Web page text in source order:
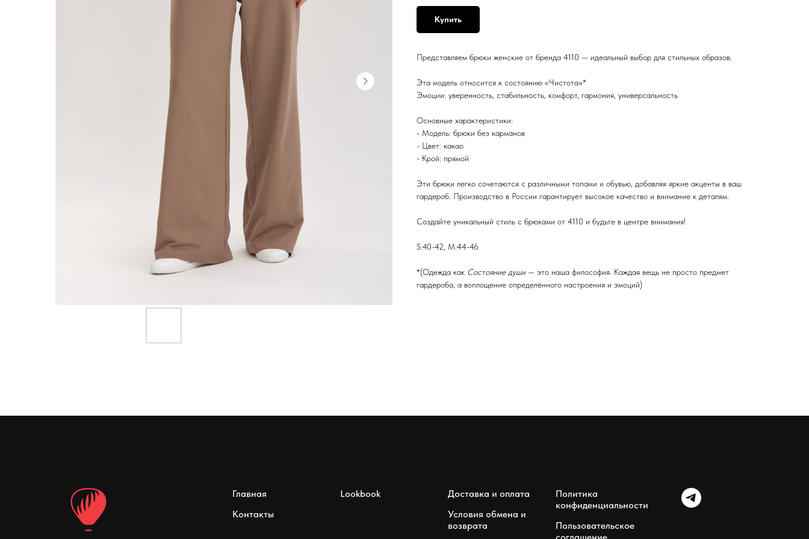
Купить
Представляем брюки женские от бренда 4110 — идеальный выбор для стильных образов.
Эта модель относится к состоянию «Чистота»*
Эмоции: уверенность, стабильность, комфорт, гармония, универсальность
Основные характеристики:
- Модель: брюки без карманов
- Цвет: какао
- Крой: прямой
Эти брюки легко сочетаются с различными топами и обувью, добавляя яркие акценты в ваш
гардероб. Производство в России гарантирует высокое качество и внимание к деталям.
Создайте уникальный стиль с брюками от 4110 и будьте в центре внимания!
S:40-42, M:44-46
*(Одежда как Состояние души— это наша философия. Каждая вещь не просто предмет
гардероба, а воплощение определённого настроения и эмоций)
Главная
Контакты
Lookbook
Доставка и оплата
Условия обмена и
возврата
Политика
конфиденциальности
Пользовательское